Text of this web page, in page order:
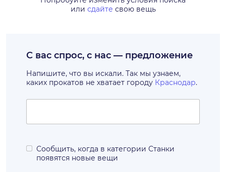
или сдайте свою вещь
С вас спрос, с нас — предложение
Напишите, что вы искали. Так мы узнаем,
каких прокатов не хватает городу Краснодар.
Сообщить, когда в категории Станки
появятся новые вещи